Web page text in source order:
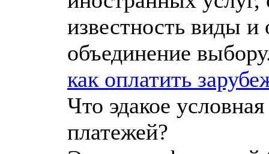
известность виды и
объединение
как оплатить
Что эдакое
платежей?